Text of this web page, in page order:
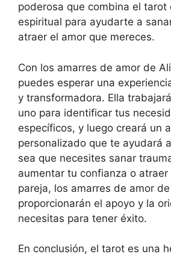
poderosa que combina el tarot
espiritual para ayudarte a
atraer el amor que mereces.
Con los amarres de amor de
puedes esperar una
y transformadora. Ella
uno para identificar tus
específicos, y luego creará un
personalizado que te ayudará
sea que necesites sanar
aumentar tu confianza o atraer
pareja, los amarres de amor
proporcionarán el apoyo y la
necesitas para tener éxito.
En conclusión, el tarot es una